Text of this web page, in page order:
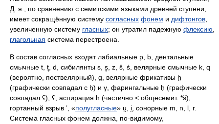
Д. я., по сравнению с семитскими языками древней ступени,
имеет сокращённую систему согласных фонем и дифтонгов
увеличенную систему гласных; он утратил падежную флексию
глагольная система перестроена.
В состав согласных входят лабиальные p, b, дентальные
смычные t, t̥, d, сибилянты s, s̥, z, š, ś, велярные смычные k, q
(вероятно, поствелярный), g, велярные фрикативы ḫ
(графически совпадал с ḥ) и γ, фарингальные ḥ (графически
совпадал ʕ), ʕ, аспирация h (частично < общесемит. *š),
гортанный взрыв ʼ, «полугласные» u̯, i̯, сонорные m, n, l, r.
Система гласных фонем должна, по-видимому,